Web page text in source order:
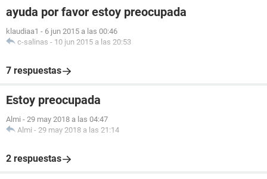
ayuda por favor estoy preocupada
klaudiaa1 - 6 jun 2015 a las 00:46
c-salinas - 10 jun 2015 a las 20:53
7 respuestas
Estoy preocupada
Almi - 29 may 2018 a las 04:47
Almi - 29 may 2018 a las 21:14
2 respuestas